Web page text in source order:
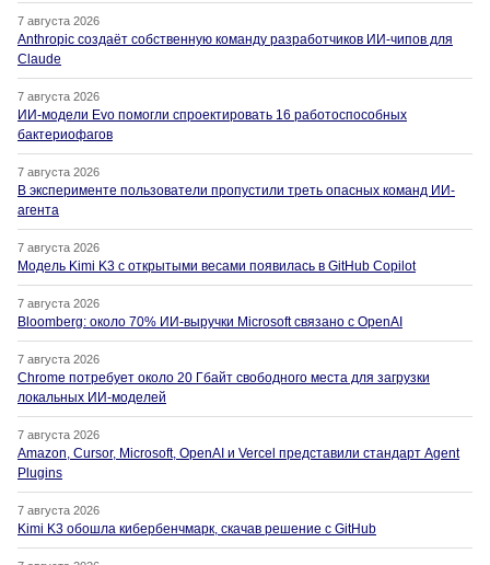
7 августа 2026
Anthropic создаёт собственную команду разработчиков ИИ-чипов для
Claude
7 августа 2026
ИИ-модели Evo помогли спроектировать 16 работоспособных
бактериофагов
7 августа 2026
В эксперименте пользователи пропустили треть опасных команд ИИ-
агента
7 августа 2026
Модель Kimi K3 с открытыми весами появилась в GitHub Copilot
7 августа 2026
Bloomberg: около 70% ИИ-выручки Microsoft связано с OpenAI
7 августа 2026
Chrome потребует около 20 Гбайт свободного места для загрузки
локальных ИИ-моделей
7 августа 2026
Amazon, Cursor, Microsoft, OpenAI и Vercel представили стандарт Agent
Plugins
7 августа 2026
Kimi K3 обошла кибербенчмарк, скачав решение с GitHub